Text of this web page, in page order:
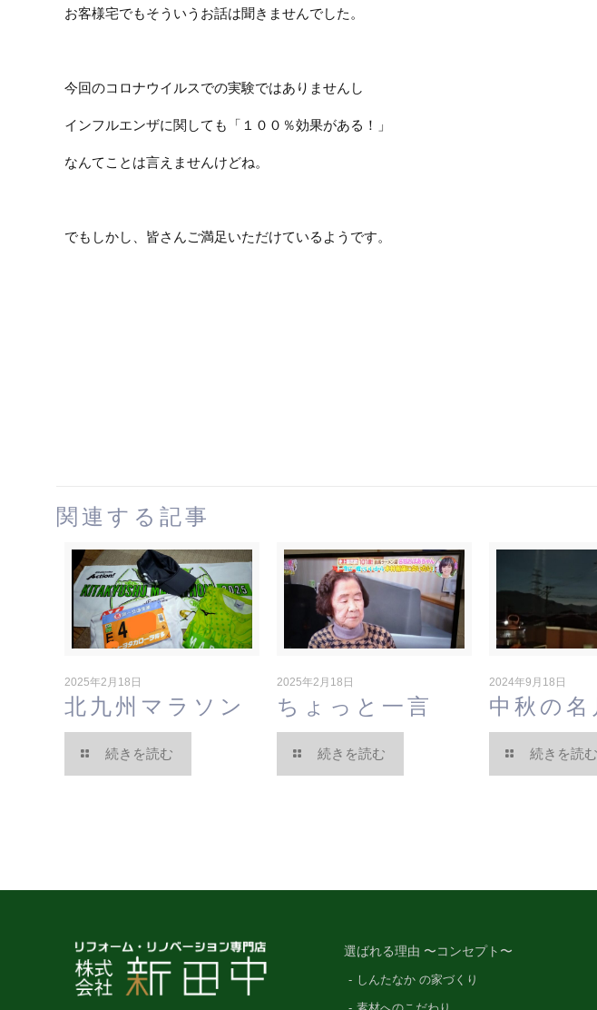
お客様宅でもそういうお話は聞きませんでした。
今回のコロナウイルスでの実験ではありませんし
インフルエンザに関しても「１００％効果がある！」
なんてことは言えませんけどね。
でもしかし、皆さんご満足いただけているようです。
関連する記事
2025年2月18日
北九州マラソン
続きを読む
2025年2月18日
ちょっと一言
続きを読む
2024年9月18日
中秋の名
続きを読む
選ばれる理由 〜コンセプト〜
しんたなか の家づくり